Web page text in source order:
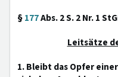
§177Abs. 2 S. 2 Nr. 1
Leitsätze
1. Bleibt das Opfer